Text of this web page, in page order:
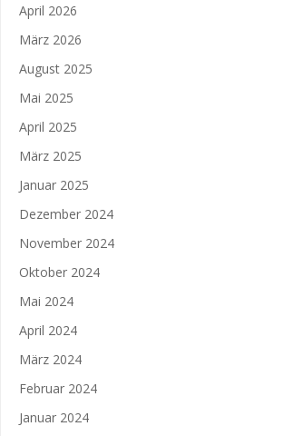
April 2026
März 2026
August 2025
Mai 2025
April 2025
März 2025
Januar 2025
Dezember 2024
November 2024
Oktober 2024
Mai 2024
April 2024
März 2024
Februar 2024
Januar 2024